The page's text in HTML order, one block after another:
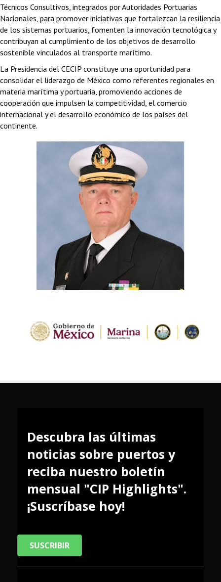
Técnicos Consultivos, integrados por Autoridades Portuarias
Nacionales, para promover iniciativas que fortalezcan la resiliencia
de los sistemas portuarios, fomenten la innovación tecnológica y
contribuyan al cumplimiento de los objetivos de desarrollo
sostenible vinculados al transporte marítimo.
La Presidencia del CECIP constituye una oportunidad para
consolidar el liderazgo de México como referentes regionales en
materia marítima y portuaria, promoviendo acciones de
cooperación que impulsen la competitividad, el comercio
internacional y el desarrollo económico de los países del
continente.
Descubra las últimas
noticias sobre puertos y
reciba nuestro boletín
mensual "CIP Highlights".
¡Suscríbase hoy!
SUSCRIBIR